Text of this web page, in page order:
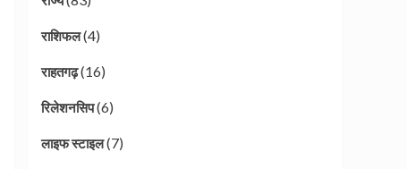
राशिफल(4)
राहतगढ़(16)
रिलेशनसिप(6)
लाइफ स्टाइल(7)